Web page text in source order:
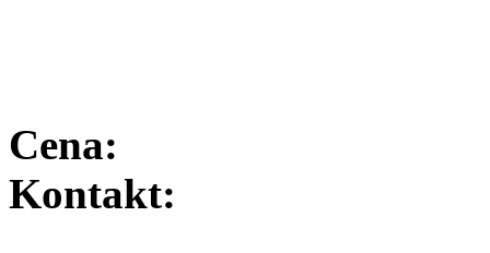
Cena:
Kontakt: